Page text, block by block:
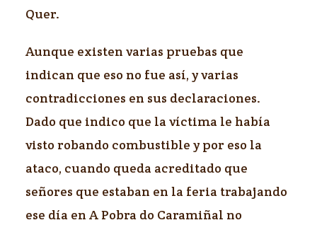
Quer.
Aunque existen varias pruebas que
indican que eso no fue así, y varias
contradicciones en sus declaraciones.
Dado que indico que la víctima le había
visto robando combustible y por eso la
ataco, cuando queda acreditado que
señores que estaban en la feria trabajando
ese día en A Pobra do Caramiñal no